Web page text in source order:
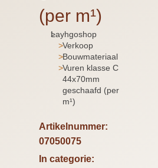
(per m¹)
Je bent hier:
Layhgoshop
Verkoop
Bouwmateriaal
Vuren klasse C
44x70mm
geschaafd (per
m¹)
Artikelnummer:
07050075
In categorie: